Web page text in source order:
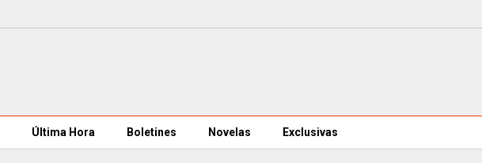
Última Hora Boletines Novelas Exclusivas